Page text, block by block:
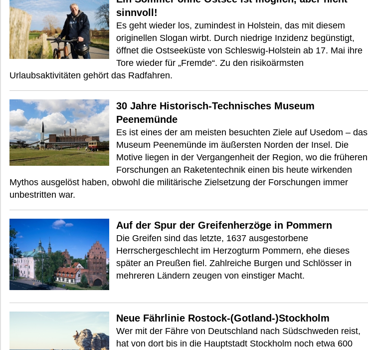
sinnvoll!
Es geht wieder los, zumindest in Holstein, das mit diesem
originellen Slogan wirbt. Durch niedrige Inzidenz begünstigt,
öffnet die Ostseeküste von Schleswig-Holstein ab 17. Mai ihre
Tore wieder für „Fremde“. Zu den risikoärmsten
Urlaubsaktivitäten gehört das Radfahren.
30 Jahre Historisch-Technisches Museum
Peenemünde
Es ist eines der am meisten besuchten Ziele auf Usedom – das
Museum Peenemünde im äußersten Norden der Insel. Die
Motive liegen in der Vergangenheit der Region, wo die früheren
Forschungen an Raketentechnik einen bis heute wirkenden
Mythos ausgelöst haben, obwohl die militärische Zielsetzung der Forschungen immer
unbestritten war.
Auf der Spur der Greifenherzöge in Pommern
Die Greifen sind das letzte, 1637 ausgestorbene
Herrschergeschlecht im Herzogturm Pommern, ehe dieses
später an Preußen fiel. Zahlreiche Burgen und Schlösser in
mehreren Ländern zeugen von einstiger Macht.
Neue Fährlinie Rostock-(Gotland-)Stockholm
Wer mit der Fähre von Deutschland nach Südschweden reist,
hat von dort bis in die Hauptstadt Stockholm noch etwa 600